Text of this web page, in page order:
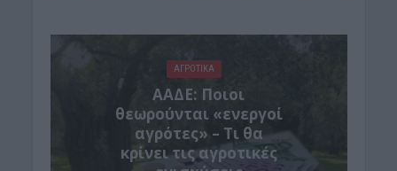
ΑΓΡΟΤΙΚΑ
ΑΑΔΕ: Ποιοι
θεωρούνται «ενεργοί
αγρότες» – Τι θα
κρίνει τις αγροτικές